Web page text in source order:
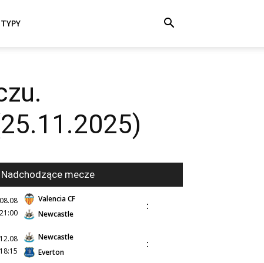
TYPY
Nadchodzące mecze
08.08
21:00
Valencia CF
Newcastle
:
12.08
18:15
Newcastle
Everton
: